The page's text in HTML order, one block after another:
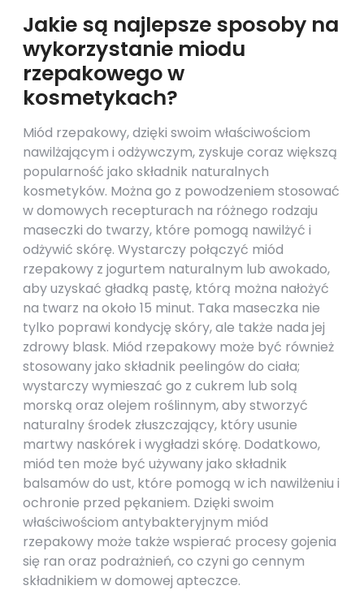
Jakie są najlepsze sposoby na
wykorzystanie miodu
rzepakowego w
kosmetykach?
Miód rzepakowy, dzięki swoim właściwościom
nawilżającym i odżywczym, zyskuje coraz większą
popularność jako składnik naturalnych
kosmetyków. Można go z powodzeniem stosować
w domowych recepturach na różnego rodzaju
maseczki do twarzy, które pomogą nawilżyć i
odżywić skórę. Wystarczy połączyć miód
rzepakowy z jogurtem naturalnym lub awokado,
aby uzyskać gładką pastę, którą można nałożyć
na twarz na około 15 minut. Taka maseczka nie
tylko poprawi kondycję skóry, ale także nada jej
zdrowy blask. Miód rzepakowy może być również
stosowany jako składnik peelingów do ciała;
wystarczy wymieszać go z cukrem lub solą
morską oraz olejem roślinnym, aby stworzyć
naturalny środek złuszczający, który usunie
martwy naskórek i wygładzi skórę. Dodatkowo,
miód ten może być używany jako składnik
balsamów do ust, które pomogą w ich nawilżeniu i
ochronie przed pękaniem. Dzięki swoim
właściwościom antybakteryjnym miód
rzepakowy może także wspierać procesy gojenia
się ran oraz podrażnień, co czyni go cennym
składnikiem w domowej apteczce.